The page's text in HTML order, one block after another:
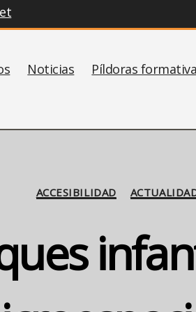
Noticias Píldoras
ACCESIBILIDAD